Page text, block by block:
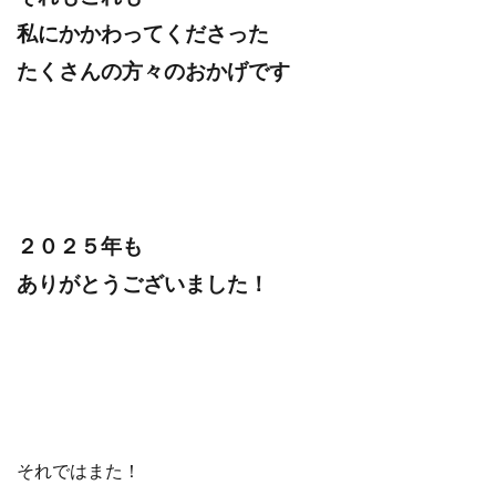
私にかかわってくださった
たくさんの方々のおかげです
２０２５年も
ありがとうございました！
それではまた！